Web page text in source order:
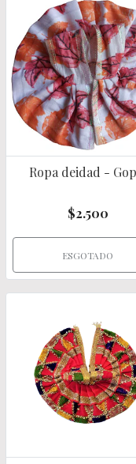
Ropa deidad -
$2.500
ESGOTADO